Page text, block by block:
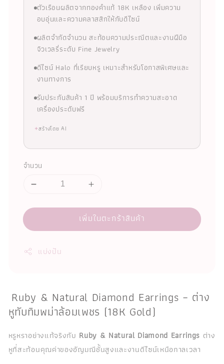
ตัวเรือนผลิตจากทองคำแท้ 18K เหลือง เพิ่มความ
อบอุ่นและความคลาสสิกให้กับดีไซน์
ผลิตจำกัดจำนวน สะท้อนความประณีตและงานฝีมือ
จิวเวลรี่ระดับ Fine Jewelry
ดีไซน์ Halo ที่เรียบหรู เหมาะสำหรับโอกาสพิเศษและ
งานทางการ
รับประกันสินค้า 1 ปี พร้อมบริการทำความสะอาด
เครื่องประดับฟรี
✦สร้างโดย AI
จำนวน
เพิ่มในตะกร้าสินค้า
แบ่งปัน
Ruby & Natural Diamond Earrings – ต่าง
หูทับทิมพม่าล้อมเพชร (18K Gold)
หรูหราอย่างแท้จริงกับ Ruby & Natural Diamond Earrings ต่าง
หูที่สะท้อนคุณค่าของอัญมณีชั้นสูงและงานดีไซน์เหนือกาลเวลา